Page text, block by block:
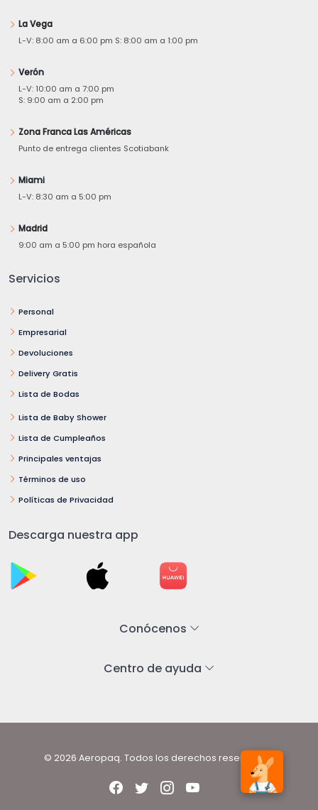
La Vega
L-V: 8:00 am a 6:00 pm S: 8:00 am a 1:00 pm
Verón
L-V: 10:00 am a 7:00 pm
S: 9:00 am a 2:00 pm
Zona Franca Las Américas
Punto de entrega clientes Scotiabank
Miami
L-V: 8:30 am a 5:00 pm
Madrid
9:00 am a 5:00 pm hora española
Servicios
Personal
Empresarial
Devoluciones
Delivery Gratis
Lista de Bodas
Lista de Baby Shower
Lista de Cumpleaños
Principales ventajas
Términos de uso
Políticas de Privacidad
Descarga nuestra app
Conócenos
Centro de ayuda
© 2026 Aeropaq. Todos los derechos reservados.